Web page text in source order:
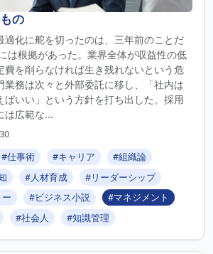
の
適化に舵を切ったのは、三年前のことだ
は根拠があった。業界全体が収益性の低
費を削らなければ生き残れないという危
業務は次々と外部委託に移し、「社内は
ばいい」という方針を打ち出した。採用
は広範な...
#仕事術 #キャリア
#組織論
#人材育成
#リーダーシップ
#ビジネス小説
#マネジメント
#社会人 #知識管理